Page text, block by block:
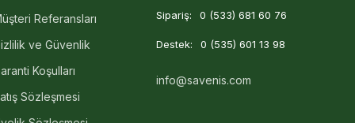
Referansları
ve Güvenlik
Koşulları
Sözleşmesi
Sipariş: 0 (533) 681 60 76
Destek: 0 (535) 601 13 98
info@savenis.com